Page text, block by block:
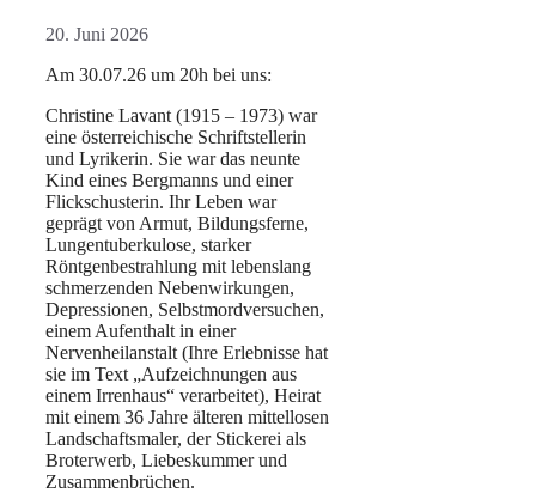
20. Juni 2026
Am 30.07.26 um 20h bei uns:
Christine Lavant (1915 – 1973) war
eine österreichische Schriftstellerin
und Lyrikerin. Sie war das neunte
Kind eines Bergmanns und einer
Flickschusterin. Ihr Leben war
geprägt von Armut, Bildungsferne,
Lungentuberkulose, starker
Röntgenbestrahlung mit lebenslang
schmerzenden Nebenwirkungen,
Depressionen, Selbstmordversuchen,
einem Aufenthalt in einer
Nervenheilanstalt (Ihre Erlebnisse hat
sie im Text „Aufzeichnungen aus
einem Irrenhaus“ verarbeitet), Heirat
mit einem 36 Jahre älteren mittellosen
Landschaftsmaler, der Stickerei als
Broterwerb, Liebeskummer und
Zusammenbrüchen.